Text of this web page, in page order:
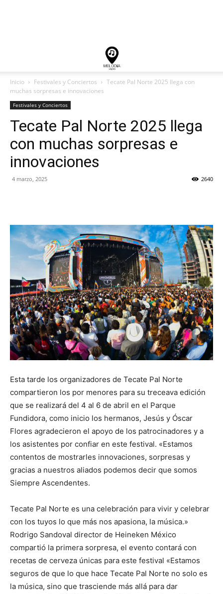
Inicio Festivales y Conciertos
Tecate Pal Norte 2025 llega con
muchas sorpresas e innovaciones
Festivales y Conciertos
Tecate Pal Norte 2025 llega
con muchas sorpresas e
innovaciones
4 marzo, 2025 2640
Esta tarde los organizadores de Tecate Pal Norte
compartieron los por menores para su treceava edición
que se realizará del 4 al 6 de abril en el Parque
Fundidora, como inicio los hermanos, Jesús y Óscar
Flores agradecieron el apoyo de los patrocinadores y a
los asistentes por confiar en este festival. «Estamos
contentos de mostrarles innovaciones, sorpresas y
gracias a nuestros aliados podemos decir que somos
Siempre Ascendentes.
Tecate Pal Norte es una celebración para vivir y celebrar
con los tuyos lo que más nos apasiona, la música.»
Rodrigo Sandoval director de Heineken México
compartió la primera sorpresa, el evento contará con
recetas de cerveza únicas para este festival «Estamos
seguros de que lo que hace Tecate Pal Norte no solo es
la música, sino que trasciende más allá para dar